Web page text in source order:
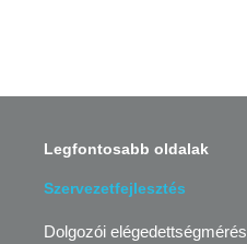
Legfontosabb oldalak
Szervezetfejlesztés
Dolgozói elégedettségmérés